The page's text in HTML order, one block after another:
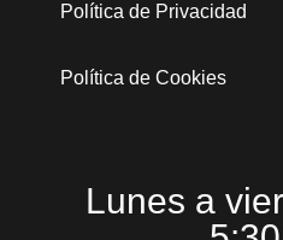
Política de Privacidad
Política de Cookies
Lunes a